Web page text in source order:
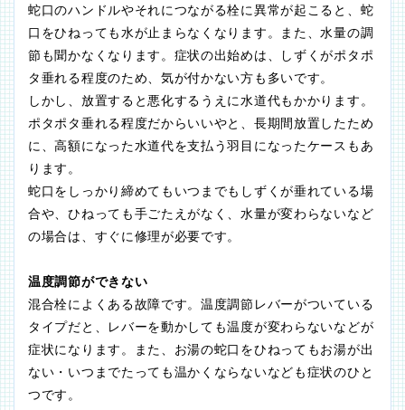
蛇口のハンドルやそれにつながる栓に異常が起こると、蛇
口をひねっても水が止まらなくなります。また、水量の調
節も聞かなくなります。症状の出始めは、しずくがポタポ
タ垂れる程度のため、気が付かない方も多いです。
しかし、放置すると悪化するうえに水道代もかかります。
ポタポタ垂れる程度だからいいやと、長期間放置したため
に、高額になった水道代を支払う羽目になったケースもあ
ります。
蛇口をしっかり締めてもいつまでもしずくが垂れている場
合や、ひねっても手ごたえがなく、水量が変わらないなど
の場合は、すぐに修理が必要です。
温度調節ができない
混合栓によくある故障です。温度調節レバーがついている
タイプだと、レバーを動かしても温度が変わらないなどが
症状になります。また、お湯の蛇口をひねってもお湯が出
ない・いつまでたっても温かくならないなども症状のひと
つです。